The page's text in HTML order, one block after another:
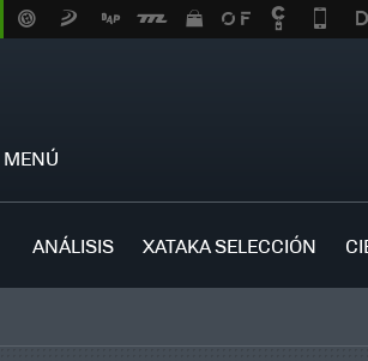
MENÚ
ANÁLISIS XATAKA SELECCIÓN